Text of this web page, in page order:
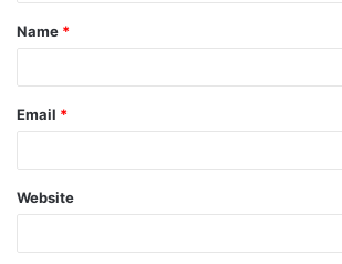
Name *
Email *
Website